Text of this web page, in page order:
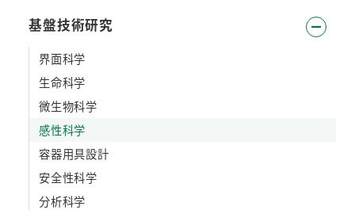
基盤技術研究
界面科学
生命科学
微生物科学
感性科学
容器用具設計
安全性科学
分析科学